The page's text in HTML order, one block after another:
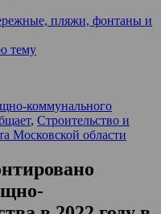
пляжи, фонтаны и
тему
коммунального
, Строительство и
Московской области